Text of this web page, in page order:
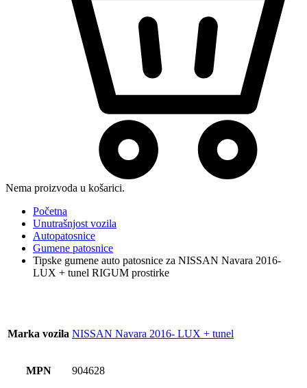
Nema proizvoda u košarici.
Početna
Unutrašnjost vozila
Autopatosnice
Gumene patosnice
Tipske gumene auto patosnice za NISSAN Navara 2016-
LUX + tunel RIGUM prostirke
Marka vozila NISSAN Navara 2016- LUX + tunel
MPN 904628